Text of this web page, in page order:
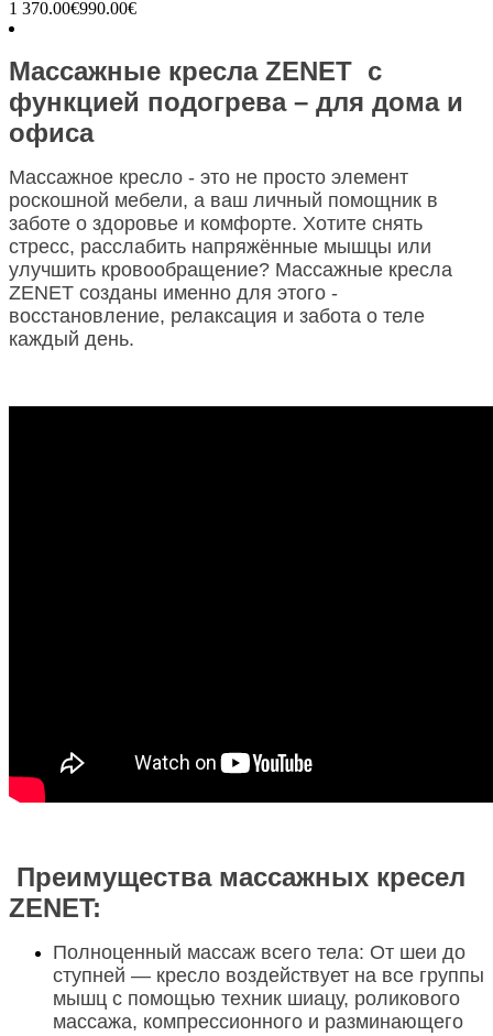
1 370.00€990.00€
Массажные кресла ZENET с
функцией подогрева – для дома и
офиса
Массажное кресло - это не просто элемент
роскошной мебели, а ваш личный помощник в
заботе о здоровье и комфорте. Хотите снять
стресс, расслабить напряжённые мышцы или
улучшить кровообращение? Массажные кресла
ZENET созданы именно для этого -
восстановление, релаксация и забота о теле
каждый день.
Преимущества массажных кресел
ZENET:
Полноценный массаж всего тела: От шеи до
ступней — кресло воздействует на все группы
мышц с помощью техник шиацу, роликового
массажа, компрессионного и разминающего